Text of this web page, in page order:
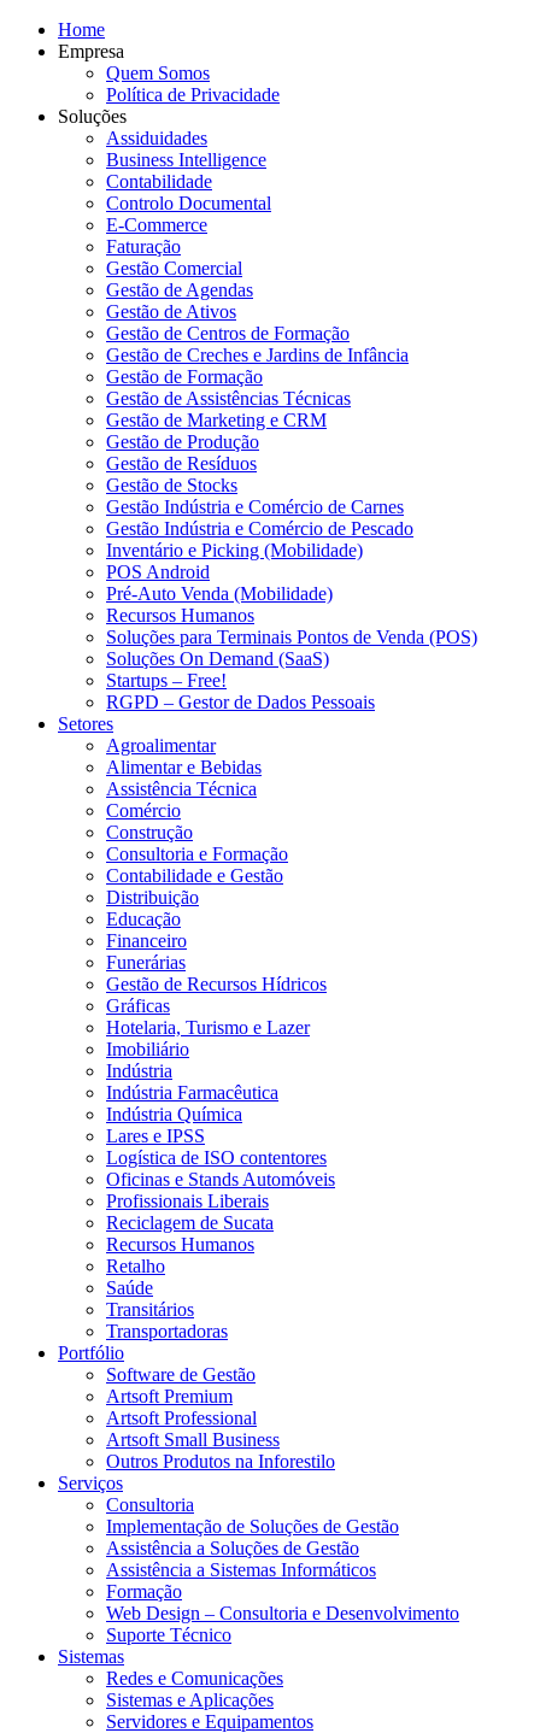
Home
Empresa
Quem Somos
Política de Privacidade
Soluções
Assiduidades
Business Intelligence
Contabilidade
Controlo Documental
E-Commerce
Faturação
Gestão Comercial
Gestão de Agendas
Gestão de Ativos
Gestão de Centros de Formação
Gestão de Creches e Jardins de Infância
Gestão de Formação
Gestão de Assistências Técnicas
Gestão de Marketing e CRM
Gestão de Produção
Gestão de Resíduos
Gestão de Stocks
Gestão Indústria e Comércio de Carnes
Gestão Indústria e Comércio de Pescado
Inventário e Picking (Mobilidade)
POS Android
Pré-Auto Venda (Mobilidade)
Recursos Humanos
Soluções para Terminais Pontos de Venda (POS)
Soluções On Demand (SaaS)
Startups – Free!
RGPD – Gestor de Dados Pessoais
Setores
Agroalimentar
Alimentar e Bebidas
Assistência Técnica
Comércio
Construção
Consultoria e Formação
Contabilidade e Gestão
Distribuição
Educação
Financeiro
Funerárias
Gestão de Recursos Hídricos
Gráficas
Hotelaria, Turismo e Lazer
Imobiliário
Indústria
Indústria Farmacêutica
Indústria Química
Lares e IPSS
Logística de ISO contentores
Oficinas e Stands Automóveis
Profissionais Liberais
Reciclagem de Sucata
Recursos Humanos
Retalho
Saúde
Transitários
Transportadoras
Portfólio
Software de Gestão
Artsoft Premium
Artsoft Professional
Artsoft Small Business
Outros Produtos na Inforestilo
Serviços
Consultoria
Implementação de Soluções de Gestão
Assistência a Soluções de Gestão
Assistência a Sistemas Informáticos
Formação
Web Design – Consultoria e Desenvolvimento
Suporte Técnico
Sistemas
Redes e Comunicações
Sistemas e Aplicações
Servidores e Equipamentos